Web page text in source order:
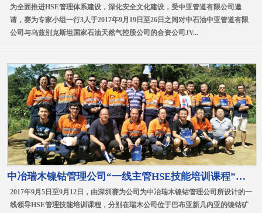
为全面推进HSE管理体系建设，深化安全文化建设，受中亚管道有限公司邀
请，赛为专家小组一行3人于2017年9月19日至26日之间对中石油中亚管道有限
公司与乌兹别克斯坦国家石油天然气控股公司的合资公司JV...
中冶瑞木镍钴管理公司“一线主管HSE技能培训课程”圆满结束
2017年9月5日至9月12日，由深圳赛为公司为中冶瑞木镍钴管理公司所设计的一
线领导HSE管理技能培训课程，分别在瑞木公司位于巴布亚新几内亚的镍钴矿